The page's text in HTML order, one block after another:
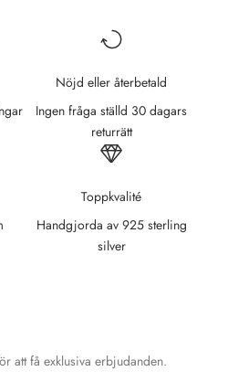
Nöjd eller återbetald
Ingen fråga ställd 30 dagars
returrätt
Toppkvalité
Handgjorda av 925 sterling
silver
att få exklusiva erbjudanden.